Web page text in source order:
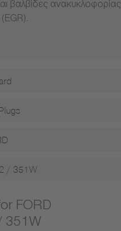
βαλβίδες ανακυκλοφορίας
/ 351W
FORD
351W